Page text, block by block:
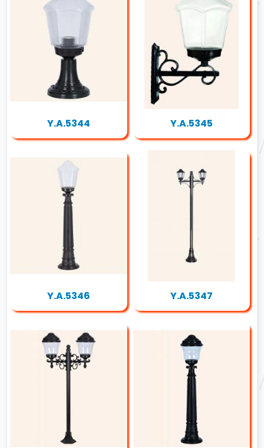
Y.A.5344 Y.A.5345
Y.A.5346 Y.A.5347